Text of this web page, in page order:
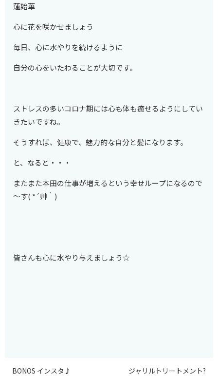
蓮始華
心に花を咲かせましょう
毎日、心に水やりを続けるように
自分の心をいたわることが大切です。
ストレスの多いコロナ期には心も体も癒せるようにしてい
きたいですね。
そうすれば、健康で、魅力的な自分と髪になります。
と、なると・・・
またまた本田の仕事が増えるという幸せループになるので
～す( *´艸｀)
皆さんも心に水やり与えましょう☆
BONOS インスタ♪ ジャリルトリートメント?